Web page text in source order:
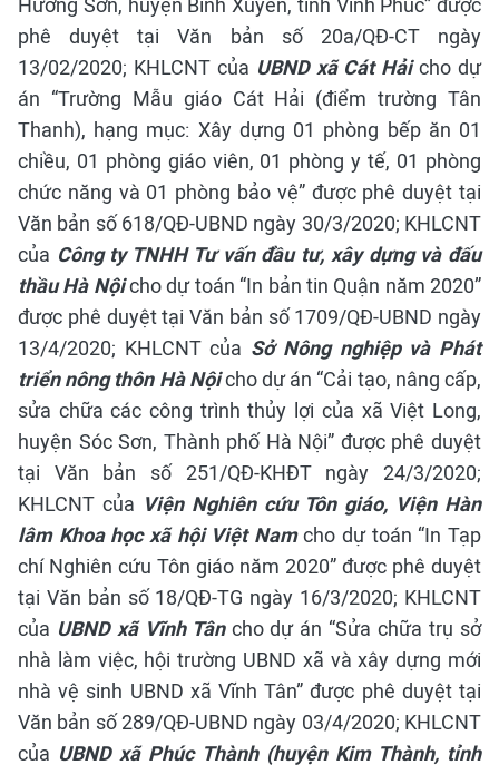
Hương Sơn, huyện Bình Xuyên, tỉnh Vĩnh Phúc” được
phê duyệt tại Văn bản số 20a/QĐ-CT ngày
13/02/2020; KHLCNT của UBND xã Cát Hảicho dự
án “Trường Mẫu giáo Cát Hải (điểm trường Tân
Thanh), hạng mục: Xây dựng 01 phòng bếp ăn 01
chiều, 01 phòng giáo viên, 01 phòng y tế, 01 phòng
chức năng và 01 phòng bảo vệ” được phê duyệt tại
Văn bản số 618/QĐ-UBND ngày 30/3/2020; KHLCNT
của Công ty TNHH Tư vấn đầu tư, xây dựng và đấu
thầu Hà Nộicho dự toán “In bản tin Quận năm 2020”
được phê duyệt tại Văn bản số 1709/QĐ-UBND ngày
13/4/2020; KHLCNT của Sở Nông nghiệp và Phát
triển nông thôn Hà Nộicho dự án “Cải tạo, nâng cấp,
sửa chữa các công trình thủy lợi của xã Việt Long,
huyện Sóc Sơn, Thành phố Hà Nội” được phê duyệt
tại Văn bản số 251/QĐ-KHĐT ngày 24/3/2020;
KHLCNT của Viện Nghiên cứu Tôn giáo, Viện Hàn
lâm Khoa học xã hội Việt Namcho dự toán “In Tạp
chí Nghiên cứu Tôn giáo năm 2020” được phê duyệt
tại Văn bản số 18/QĐ-TG ngày 16/3/2020; KHLCNT
của UBND xã Vĩnh Tâncho dự án “Sửa chữa trụ sở
nhà làm việc, hội trường UBND xã và xây dựng mới
nhà vệ sinh UBND xã Vĩnh Tân” được phê duyệt tại
Văn bản số 289/QĐ-UBND ngày 03/4/2020; KHLCNT
của UBND xã Phúc Thành (huyện Kim Thành, tỉnh